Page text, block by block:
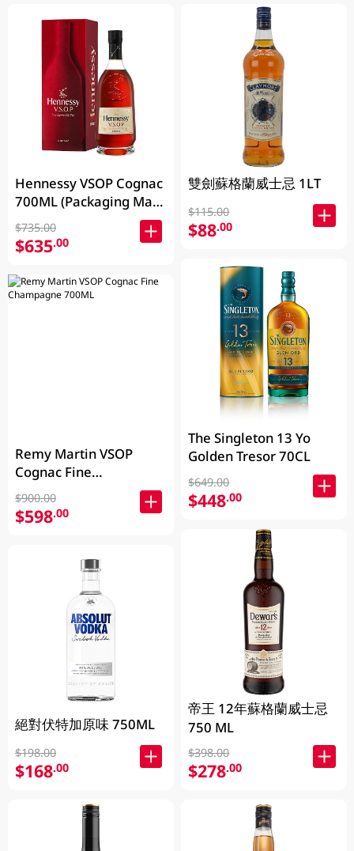
Hennessy VSOP Cognac
700ML (Packaging May
Vary )
$735.00
$635.00
Remy Martin VSOP
Cognac Fine
Champagne 700ML
$900.00
$598.00
絕對伏特加原味 750ML
$198.00
$168.00
雙劍蘇格蘭威士忌 1LT
$115.00
$88.00
The Singleton 13 Yo
Golden Tresor 70CL
$649.00
$448.00
帝王 12年蘇格蘭威士忌
750 ML
$398.00
$278.00